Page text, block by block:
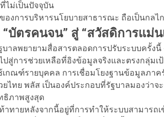
ไม่เป็นปัจจุบัน
องการบริหารนโยบายสาธารณะ ถือเป็นกล
“บัตรคนจน” สู่ “สวัสดิการแม่น
บาลพยายามสื่อสารตลอดการปรับระบบครั้ง
ปสู่การช่วยเหลือที่อิงข้อมูลจริงและตรงกลุ่ม
เกณฑ์รายบุคคล การเชื่อมโยงฐานข้อมูลภา
ยไทย พลัส เป็นองค์ประกอบที่รัฐบาลมองว่า
ธิภาพสูงสุด
าทายหลังจากนี้อยู่ที่การทำให้ระบบสามารถ